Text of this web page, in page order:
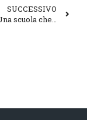
SUCCESSIVO
Kenya III – Una scuola che cresce